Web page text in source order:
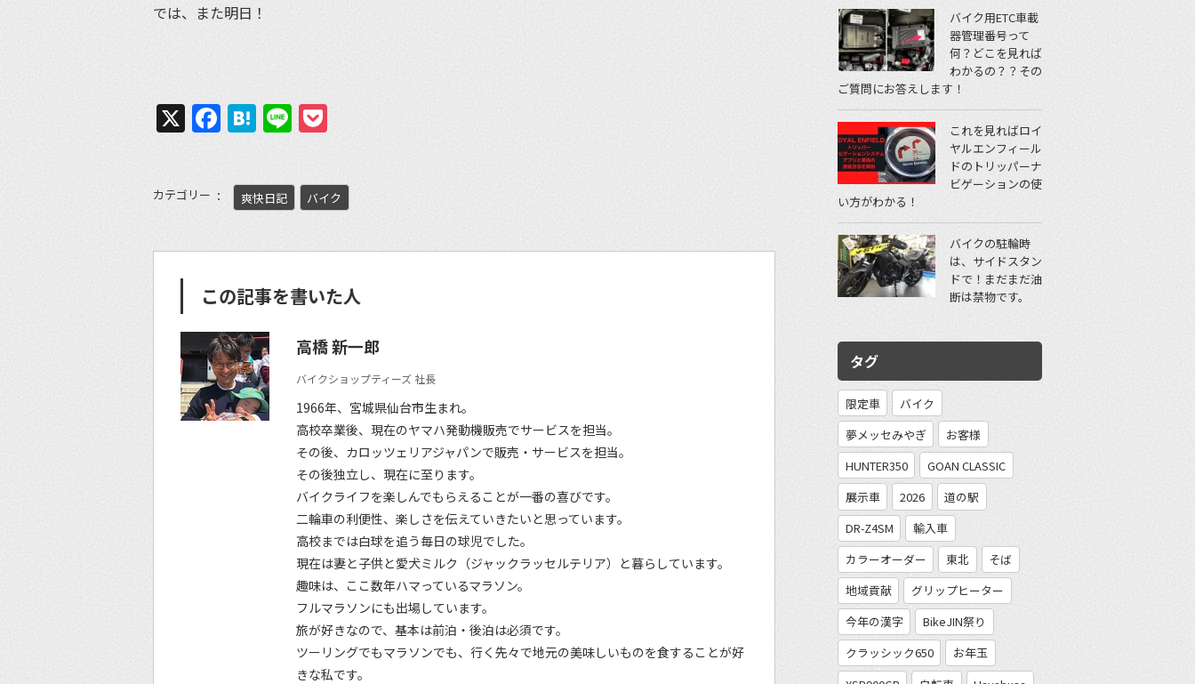
では、また明日！
X Facebook
Hatena
Line
カテゴリー 爽快日記 バイク
この記事を書いた人
高橋 新一郎
バイクショップティーズ 社長
1966年、宮城県仙台市生まれ。
高校卒業後、現在のヤマハ発動機販売でサービスを担当。
その後、カロッツェリアジャパンで販売・サービスを担当。
その後独立し、現在に至ります。
バイクライフを楽しんでもらえることが一番の喜びです。
二輪車の利便性、楽しさを伝えていきたいと思っています。
高校までは白球を追う毎日の球児でした。
現在は妻と子供と愛犬ミルク（ジャックラッセルテリア）と暮らしています。
趣味は、ここ数年ハマっているマラソン。
フルマラソンにも出場しています。
旅が好きなので、基本は前泊・後泊は必須です。
ツーリングでもマラソンでも、行く先々で地元の美味しいものを食することが好
きな私です。
バイク用ETC車載
器管理番号って
何？どこを見れば
わかるの？？その
ご質問にお答えします！
これを見ればロイ
ヤルエンフィール
ドのトリッパーナ
ビゲーションの使
い方がわかる！
バイクの駐輪時
は、サイドスタン
ドで！まだまだ油
断は禁物です。
タグ
限定車
バイク
夢メッセみやぎ
お客様
HUNTER350
GOAN CLASSIC
展示車
2026
道の駅
DR-Z4SM
輸入車
カラーオーダー
東北
そば
地域貢献
グリップヒーター
今年の漢字
BikeJIN祭り
クラッシック650
お年玉